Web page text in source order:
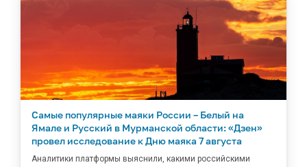
Самые популярные маяки России – Белый на
Ямале и Русский в Мурманской области: «Дзен»
провел исследование к Дню маяка 7 августа
Аналитики платформы выяснили, какими российскими